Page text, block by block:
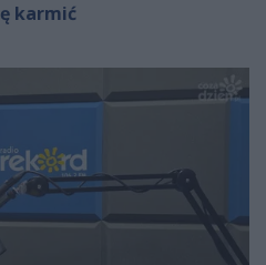
karmić